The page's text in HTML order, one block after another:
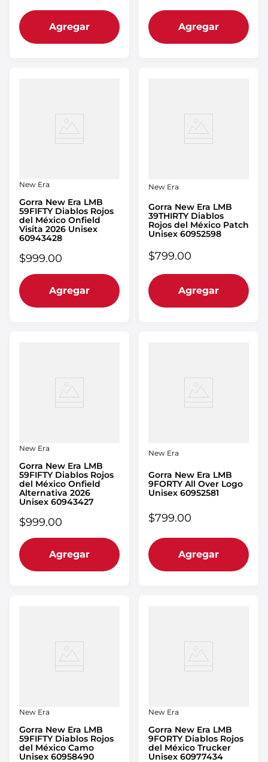
Agregar Agregar
New Era
Gorra New Era LMB
59FIFTY Diablos Rojos
del México Onfield
Visita 2026 Unisex
60943428
$999.00
Agregar
New Era
Gorra New Era LMB
39THIRTY Diablos
Rojos del México Patch
Unisex 60952598
$799.00
Agregar
New Era
Gorra New Era LMB
59FIFTY Diablos Rojos
del México Onfield
Alternativa 2026
Unisex 60943427
$999.00
Agregar
New Era
Gorra New Era LMB
9FORTY All Over Logo
Unisex 60952581
$799.00
Agregar
New Era
Gorra New Era LMB
59FIFTY Diablos Rojos
del México Camo
Unisex 60958490
New Era
Gorra New Era LMB
9FORTY Diablos Rojos
del México Trucker
Unisex 60977434